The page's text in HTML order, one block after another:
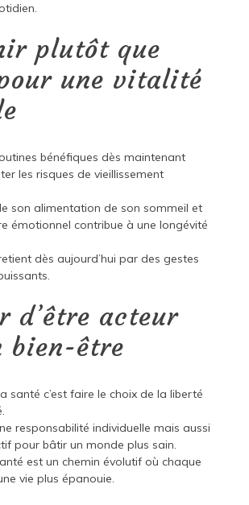
plutôt que
une vitalité
bénéfiques dès maintenant
les risques de vieillissement
son alimentation de son sommeil et
émotionnel contribue à une longévité
dès aujourd’hui par des gestes
d’être acteur
bien-être
santé c’est faire le choix de la liberté
responsabilité individuelle mais aussi
pour bâtir un monde plus sain.
est un chemin évolutif où chaque
vie plus épanouie.